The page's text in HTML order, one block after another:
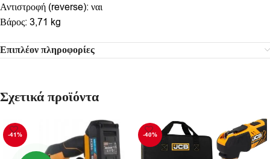
Αντιστροφή (reverse): ναι
Βάρος: 3,71 kg
Επιπλέον πληροφορίες
Σχετικά προϊόντα
-41% -40%